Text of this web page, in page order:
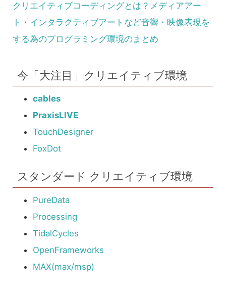
クリエイティブコーディングとは？メディアアー
ト・インタラクティブアートなど音響・映像表現を
する為のプログラミング環境のまとめ
今「大注目」クリエイティブ環境
cables
PraxisLIVE
TouchDesigner
FoxDot
スタンダード クリエイティブ環境
PureData
Processing
TidalCycles
OpenFrameworks
MAX(max/msp)